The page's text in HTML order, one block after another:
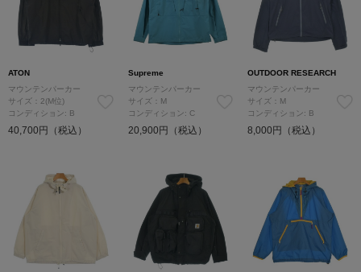
ATON
マウンテンパーカー
サイズ：2(M位)
コンディション: B
40,700円（税込）
Supreme
マウンテンパーカー
サイズ：M
コンディション: C
20,900円（税込）
OUTDOOR RESEARCH
マウンテンパーカー
サイズ：M
コンディション: B
8,000円（税込）